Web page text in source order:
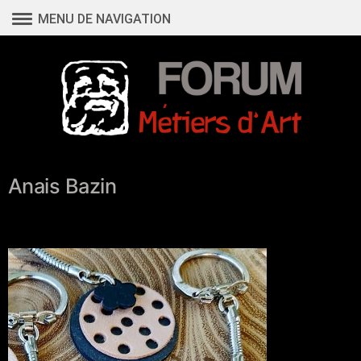
contenu
MENU DE NAVIGATION
Anais Bazin